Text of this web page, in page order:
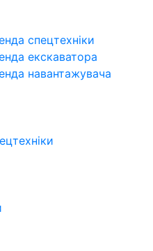
спецтехніки
екскаватора
навантажувача